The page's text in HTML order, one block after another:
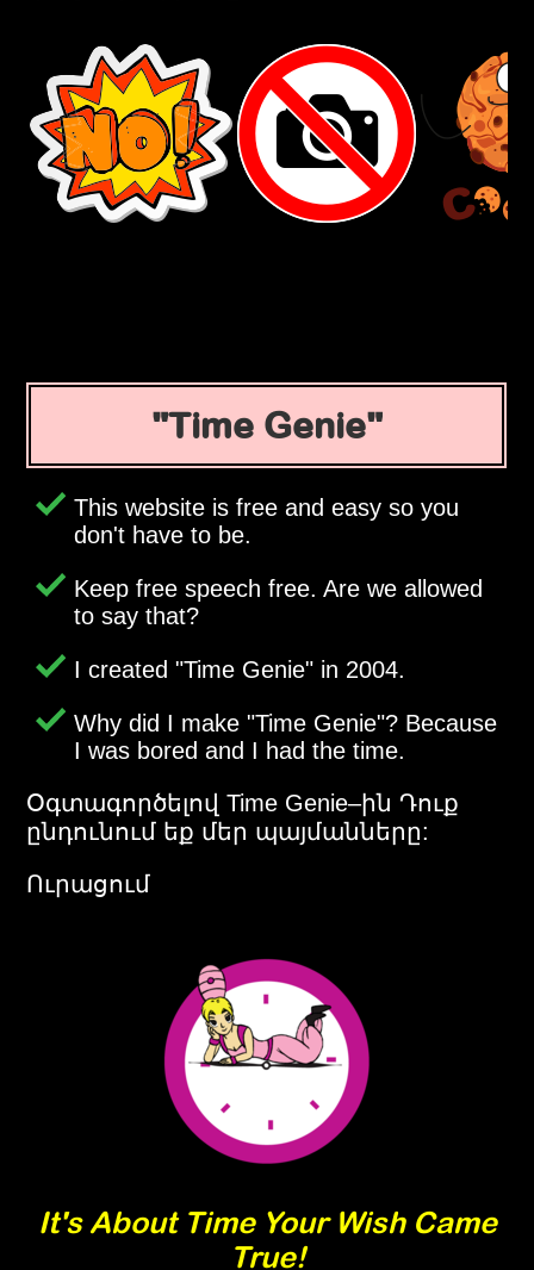
Time Genie
This website is free and easy so you
don't have to be.
Keep free speech free. Are we allowed
to say that?
I created Time Genie in 2004.
Why did I make Time Genie ? Because
I was bored and I had the time.
Օգտագործելով Time Genie–ին Դուք
ընդունում եք մեր պայմանները:
Ուրացում
It's About Time Your Wish Came
True!